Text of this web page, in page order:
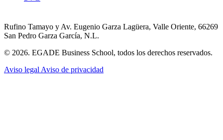
Rufino Tamayo y Av. Eugenio Garza Lagüera, Valle Oriente, 66269
San Pedro Garza García, N.L.
© 2026. EGADE Business School, todos los derechos reservados.
Aviso legal Aviso de privacidad